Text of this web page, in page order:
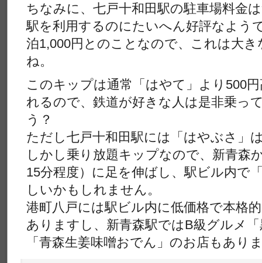
ちなみに、七戸十和田駅の駐車場料金
駅を利用するのにたいへん好評なよう
泊1,000円とのことなので、これは大
ね。
このキップは通常「はやて」より500
れるので、鉄道が好きな人は是非乗っ
う？
ただし七戸十和田駅には「はやぶさ」
しかし乗り放題キップなので、新青森
15分程度）に足を伸ばし、駅ビル内で
しいかもしれません。
港町八戸には駅ビル内に低価格で本格
ありますし、新青森駅ではB級グルメ
「青森生姜味噌おでん」のお店もあ